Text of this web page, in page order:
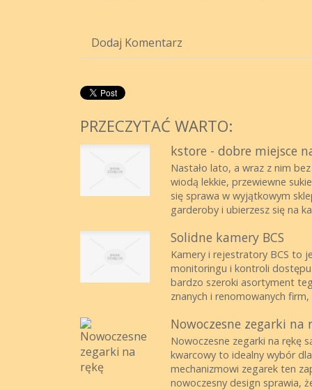
Dodaj Komentarz
PRZECZYTAĆ WARTO:
kstore - dobre miejsce
Nastało lato, a wraz z nim
wiodą lekkie, przewiewne
się sprawa w wyjątkowym
garderoby i ubierzesz się na
Solidne kamery BCS
Kamery i rejestratory BCS to
monitoringu i kontroli
bardzo szeroki asortyment
znanych i renomowanych
Nowoczesne zegarki na
Nowoczesne zegarki na rękę
kwarcowy to idealny wybór
mechanizmowi zegarek ten
nowoczesny design sprawia,